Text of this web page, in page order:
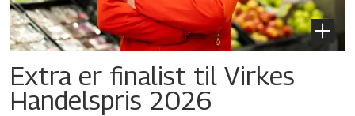
Extra er finalist til Virkes
Handelspris 2026